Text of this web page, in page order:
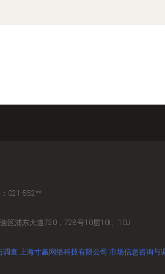
021-552**
区浦东大道720，728号10层10I、10J
调查 上海寸赢网络科技有限公司 市场信息咨询与